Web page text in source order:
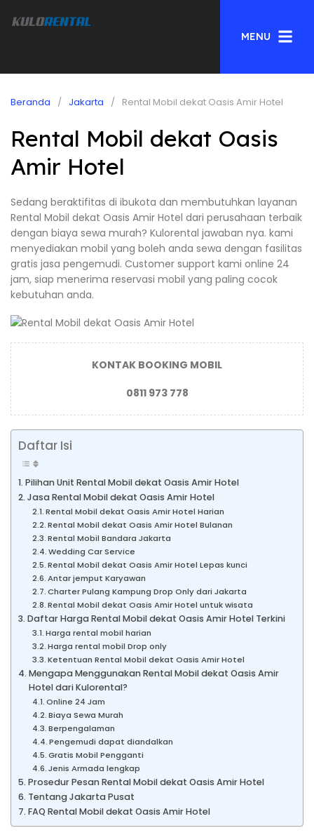
MENU
Beranda Jakarta Rental Mobil dekat Oasis Amir Hotel
Rental Mobil dekat Oasis
Amir Hotel
Sedang beraktifitas di ibukota dan membutuhkan layanan
Rental Mobil dekat Oasis Amir Hotel dari perusahaan terbaik
dengan biaya sewa murah? Kulorental jawaban nya. kami
menyediakan mobil yang boleh anda sewa dengan fasilitas
gratis jasa pengemudi. Customer support kami online 24
jam, siap menerima reservasi mobil yang paling cocok
kebutuhan anda.
KONTAK BOOKING MOBIL
0811 973 778
Daftar Isi
Pilihan Unit Rental Mobil dekat Oasis Amir Hotel
Jasa Rental Mobil dekat Oasis Amir Hotel
Rental Mobil dekat Oasis Amir Hotel Harian
Rental Mobil dekat Oasis Amir Hotel Bulanan
Rental Mobil Bandara Jakarta
Wedding Car Service
Rental Mobil dekat Oasis Amir Hotel Lepas kunci
Antar jemput Karyawan
Charter Pulang Kampung Drop Only dari Jakarta
Rental Mobil dekat Oasis Amir Hotel untuk wisata
Daftar Harga Rental Mobil dekat Oasis Amir Hotel Terkini
Harga rental mobil harian
Harga rental mobil Drop only
Ketentuan Rental Mobil dekat Oasis Amir Hotel
Mengapa Menggunakan Rental Mobil dekat Oasis Amir
Hotel dari Kulorental?
Online 24 Jam
Biaya Sewa Murah
Berpengalaman
Pengemudi dapat diandalkan
Gratis Mobil Pengganti
Jenis Armada lengkap
Prosedur Pesan Rental Mobil dekat Oasis Amir Hotel
Tentang Jakarta Pusat
FAQ Rental Mobil dekat Oasis Amir Hotel